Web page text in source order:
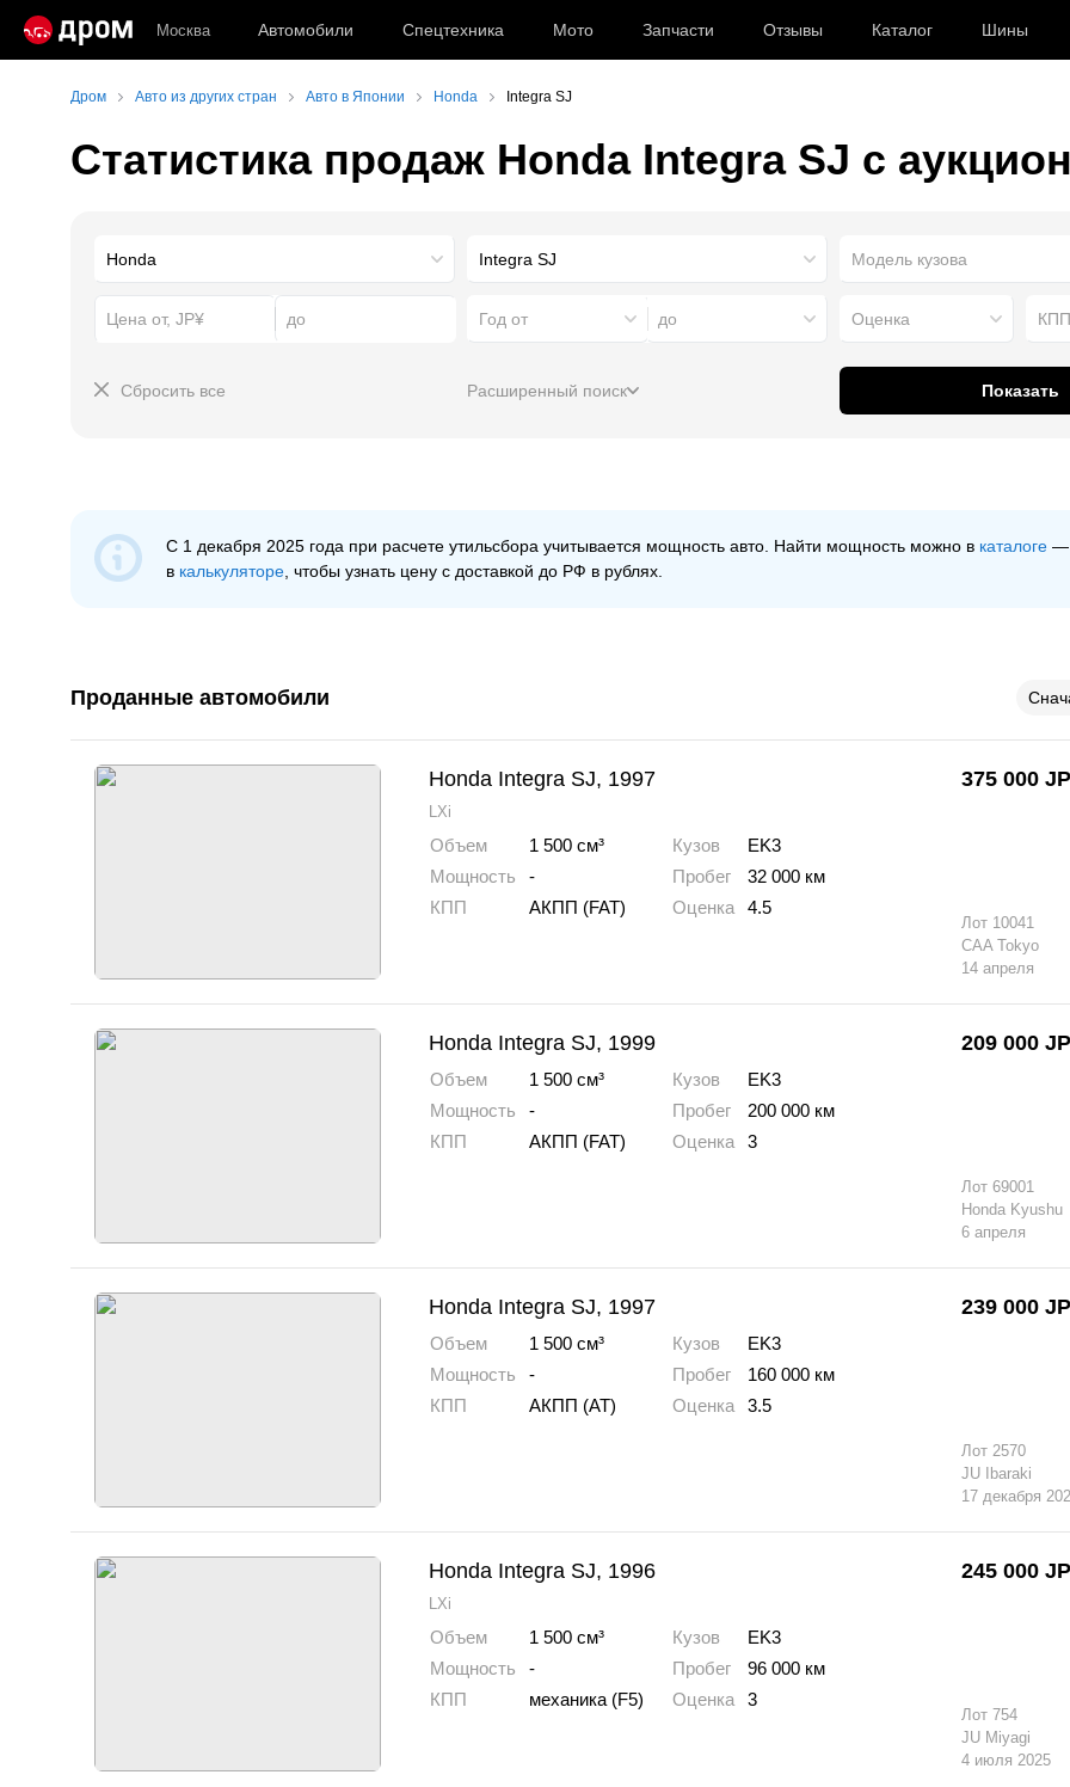
Москва Автомобили Спецтехника Мото Запчасти Отзывы Каталог Шины
Дром Авто из других стран Авто в Японии Honda Integra SJ
Статистика продаж Honda Integra SJ с
Год от до Оценка КПП
Сбросить все Расширенный поиск Показать
С 1 декабря 2025 года при расчeте утильсбора учитывается мощность авто. Найти мощность можно в каталоге —
в калькуляторе , чтобы узнать цену с доставкой до РФ в рублях.
Проданные автомобили
Honda Integra SJ, 1997
LXi
Объем
1 500 см³
Мощность
-
КПП
АКПП (FAT)
Кузов
EK3
Пробег
32 000 км
Оценка
4.5
375 000
Лот 10041
CAA Tokyo
14 апреля
Honda Integra SJ, 1999
Объем
1 500 см³
Мощность
-
КПП
АКПП (FAT)
Кузов
EK3
Пробег
200 000 км
Оценка
3
209 000
Лот 69001
Honda Kyushu
6 апреля
Honda Integra SJ, 1997
Объем
1 500 см³
Мощность
-
КПП
АКПП (AT)
Кузов
EK3
Пробег
160 000 км
Оценка
3.5
239 000
Лот 2570
JU Ibaraki
17 декабря
Honda Integra SJ, 1996
LXi
Объем
1 500 см³
Мощность
-
КПП
механика (F5)
Кузов
EK3
Пробег
96 000 км
Оценка
3
245 000
Лот 754
JU Miyagi
4 июля 2025